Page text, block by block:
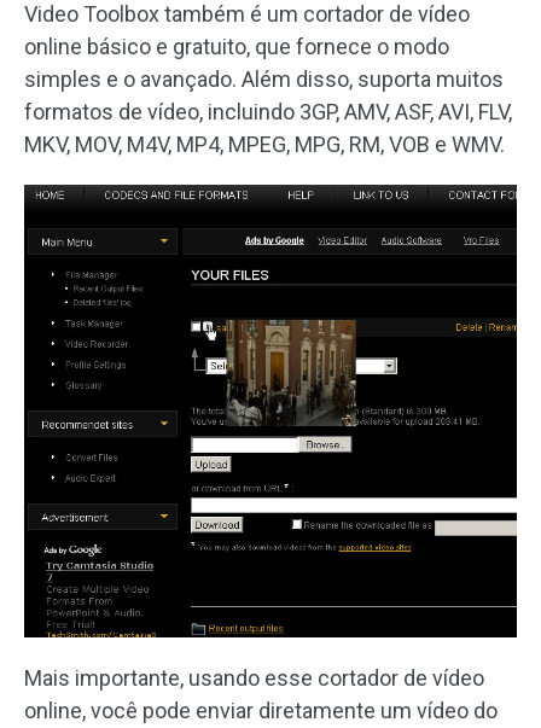
Video Toolbox também é um cortador de vídeo
online básico e gratuito, que fornece o modo
simples e o avançado. Além disso, suporta muitos
formatos de vídeo, incluindo 3GP, AMV, ASF, AVI, FLV,
MKV, MOV, M4V, MP4, MPEG, MPG, RM, VOB e WMV.
Mais importante, usando esse cortador de vídeo
online, você pode enviar diretamente um vídeo do